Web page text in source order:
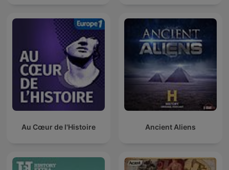
Au Cœur de l'Histoire Ancient Aliens